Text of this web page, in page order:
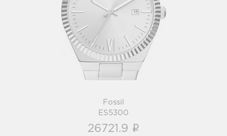
Fossil
ES5300
i
Fossil
ES5300
26721.9 i